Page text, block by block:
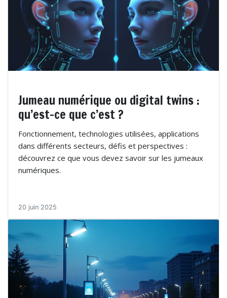
Jumeau numérique ou digital twins :
qu’est-ce que c’est ?
Fonctionnement, technologies utilisées, applications
dans différents secteurs, défis et perspectives :
découvrez ce que vous devez savoir sur les jumeaux
numériques.
20 juin 2025